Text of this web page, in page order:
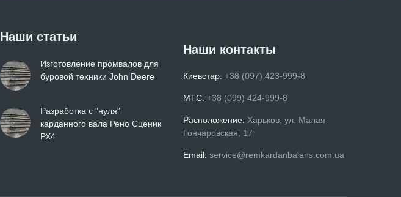
Наши статьи
Изготовление промвалов для
буровой техники John Deere
Разработка с "нуля"
карданного вала Рено Сценик
РХ4
Наши контакты
Киевстар: +38 (097) 423-999-8
МТС: +38 (099) 424-999-8
Расположение: Харьков, ул. Малая
Гончаровская, 17
Email: service@remkardanbalans.com.ua